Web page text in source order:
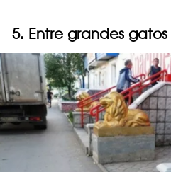
5. Entre grandes